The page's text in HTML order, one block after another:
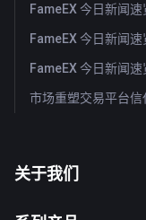
关于我们